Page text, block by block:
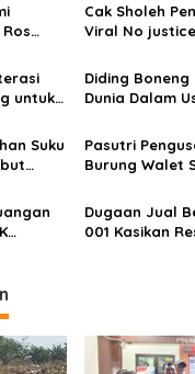
Cak Sholeh
Viral No
untuk
Diding Boneng
Dunia Dalam
Suku
Pasutri
Burung Walet
Pelapor
Segera
Dugaan Jual
001 Kasikan